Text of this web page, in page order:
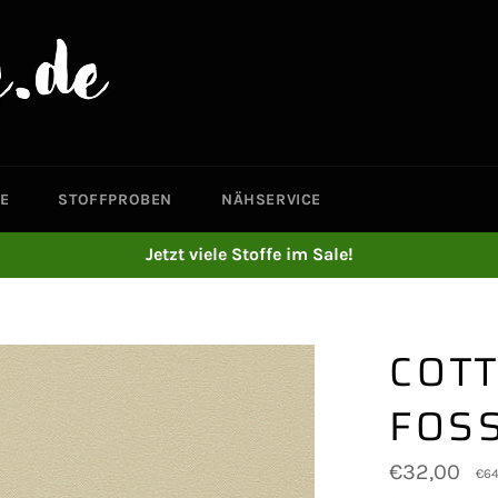
STOFFPROBEN NÄHSERVICE
Jetzt viele Stoffe im Sale!
Normaler
Preis
€32,00